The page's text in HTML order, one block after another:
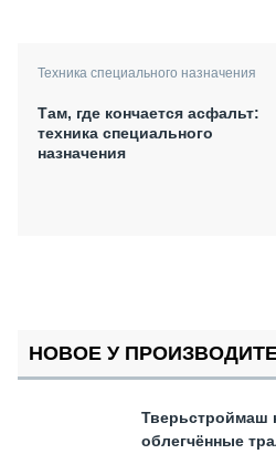
Техника специального назначения
Там, где кончается асфальт:
техника специального
назначения
НОВОЕ У
Тверьстроймаш
облегчённые